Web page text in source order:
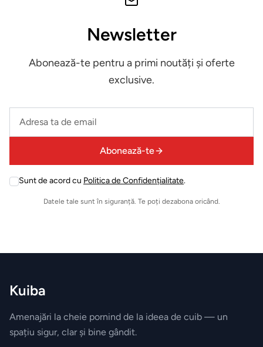
Newsletter
Abonează-te pentru a primi noutăți și oferte
exclusive.
this
Leave
Abonează-te
Sunt de acord cu Politica de Confidențialitate.
Datele tale sunt în siguranță. Te poți dezabona oricând.
Kuiba
Amenajări la cheie pornind de la ideea de cuib — un
spațiu sigur, clar și bine gândit.